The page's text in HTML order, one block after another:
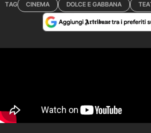
TAG CINEMA DOLCE E GABBANA